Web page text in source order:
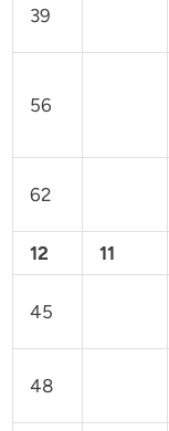
39
56
62
12 11
45
48